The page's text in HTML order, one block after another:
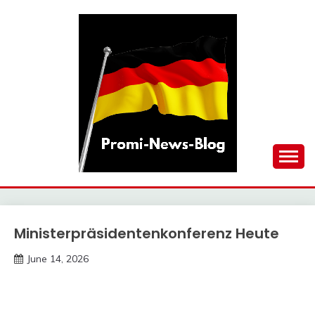
PROMI-NEWS-BLOG
Trends
Ministerpräsidentenkonferenz Heute
June 14, 2026